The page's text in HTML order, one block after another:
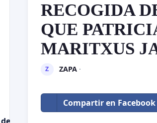
RECOGIDA
QUE
MARITXUS
Z ZAPA·
Compartir en Facebook